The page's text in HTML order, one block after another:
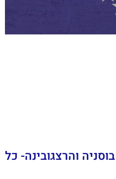
והרצגובינה- כל